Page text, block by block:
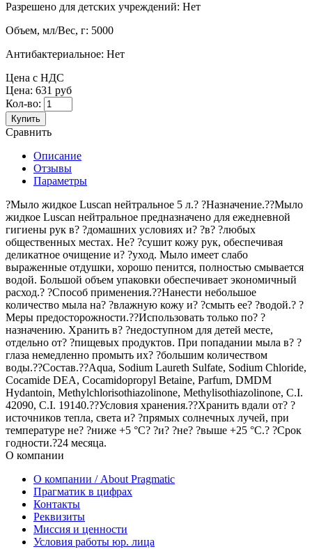
Разрешено для детских учреждений: Нет
Объем, мл/Вес, г: 5000
Антибактериальное: Нет
Цена с НДС
Цена: 631 руб
Кол-во:
Купить
Сравнить
Описание
Отзывы
Параметры
?Мыло жидкое Luscan нейтральное 5 л.? ?Назначение.??Мыло
жидкое Luscan нейтральное предназначено для ежедневной
гигиены рук в? ?домашних условиях и? ?в? ?любых
общественных местах. Не? ?сушит кожу рук, обеспечивая
деликатное очищение и? ?уход. Мыло имеет слабо
выраженные отдушки, хорошо пенится, полностью смывается
водой. Большой объем упаковки обеспечивает экономичный
расход.? ?Способ применения.??Нанести небольшое
количество мыла на? ?влажную кожу и? ?смыть ее? ?водой.? ?
Меры предосторожности.??Использовать только по? ?
назначению. Хранить в? ?недоступном для детей месте,
отдельно от? ?пищевых продуктов. При попадании мыла в? ?
глаза немедленно промыть их? ?большим количеством
воды.??Состав.??Aqua, Sodium Laureth Sulfate, Sodium Chloride,
Cocamide DEA, Cocamidopropyl Betaine, Parfum, DMDM
Hydantoin, Methylchlorisothiazolinone, Methylisothiazolinone, C.I.
42090, C.I. 19140.??Условия хранения.??Хранить вдали от? ?
источников тепла, света и? ?прямых солнечных лучей, при
температуре не? ?ниже +5 °С? ?и? ?не? ?выше +25 °С.? ?Срок
годности.?24 месяца.
О компании
О компании / About Pragmatic
Прагматик в цифрах
Контакты
Реквизиты
Миссия и ценности
Условия работы юр. лица